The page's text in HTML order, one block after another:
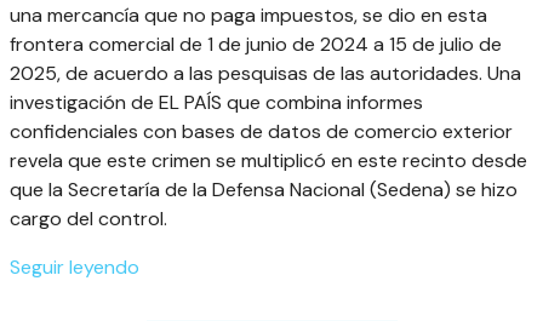
una mercancía que no paga impuestos, se dio en esta
frontera comercial de 1 de junio de 2024 a 15 de julio de
2025, de acuerdo a las pesquisas de las autoridades. Una
investigación de EL PAÍS que combina informes
confidenciales con bases de datos de comercio exterior
revela que este crimen se multiplicó en este recinto desde
que la Secretaría de la Defensa Nacional (Sedena) se hizo
cargo del control.
Seguir leyendo